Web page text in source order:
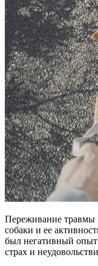
Переживание травмы
собаки и ее
был негативный опыт
страх и